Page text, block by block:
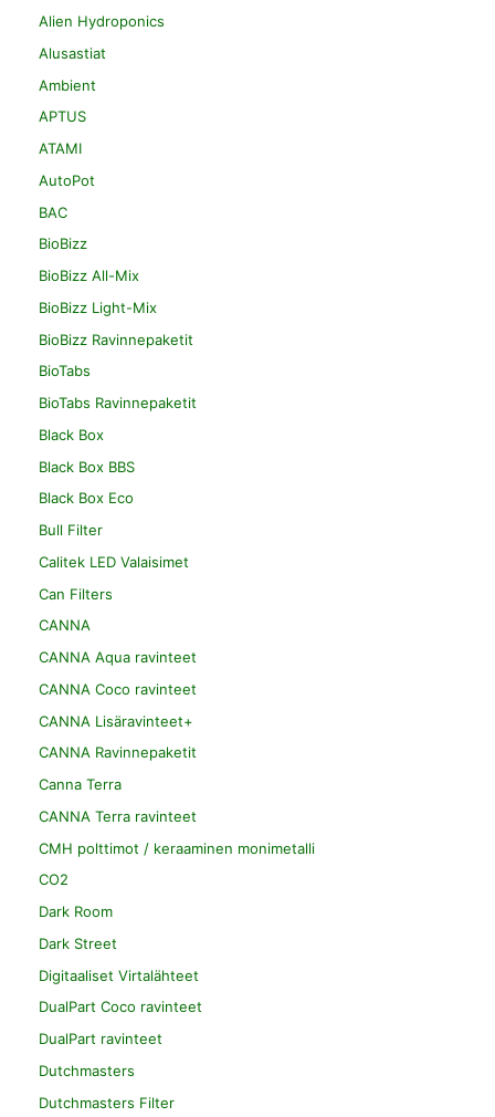
Alien Hydroponics
Alusastiat
Ambient
APTUS
ATAMI
AutoPot
BAC
BioBizz
BioBizz All-Mix
BioBizz Light-Mix
BioBizz Ravinnepaketit
BioTabs
BioTabs Ravinnepaketit
Black Box
Black Box BBS
Black Box Eco
Bull Filter
Calitek LED Valaisimet
Can Filters
CANNA
CANNA Aqua ravinteet
CANNA Coco ravinteet
CANNA Lisäravinteet+
CANNA Ravinnepaketit
Canna Terra
CANNA Terra ravinteet
CMH polttimot / keraaminen monimetalli
CO2
Dark Room
Dark Street
Digitaaliset Virtalähteet
DualPart Coco ravinteet
DualPart ravinteet
Dutchmasters
Dutchmasters Filter